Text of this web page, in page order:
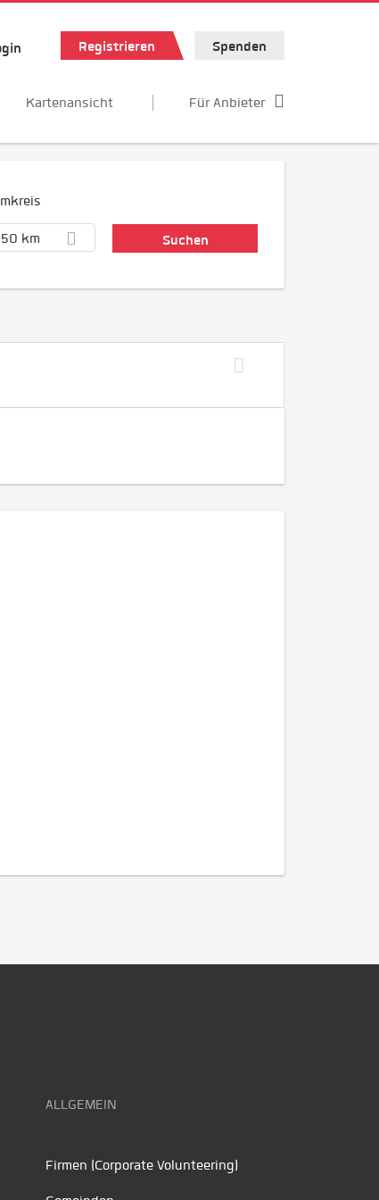
Registrieren Spenden
Kartenansicht Für Anbieter
50 km
ALLGEMEIN
Firmen (Corporate Volunteering)